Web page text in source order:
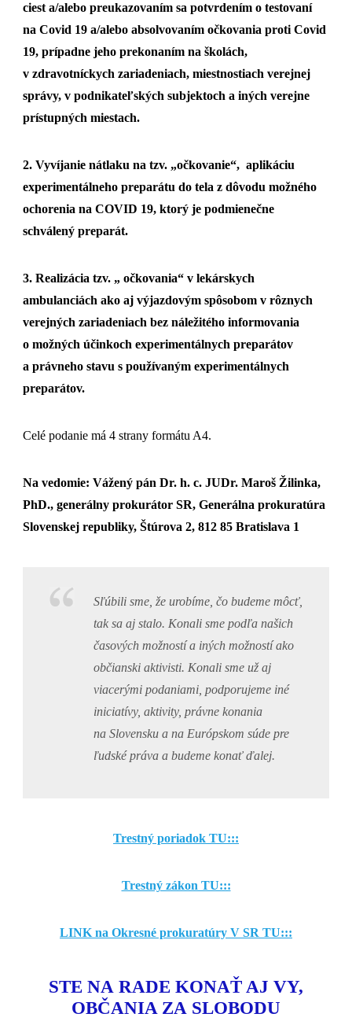
ciest a/alebo preukazovaním sa potvrdením o testovaní
na Covid 19 a/alebo absolvovaním očkovania proti Covid
19, prípadne jeho prekonaním na školách,
v zdravotníckych zariadeniach, miestnostiach verejnej
správy, v podnikateľských subjektoch a iných verejne
prístupných miestach.
2. Vyvíjanie nátlaku na tzv. „očkovanie“, aplikáciu
experimentálneho preparátu do tela z dôvodu možného
ochorenia na COVID 19, ktorý je podmienečne
schválený preparát.
3. Realizácia tzv. „ očkovania“ v lekárskych
ambulanciách ako aj výjazdovým spôsobom v rôznych
verejných zariadeniach bez náležitého informovania
o možných účinkoch experimentálnych preparátov
a právneho stavu s používaným experimentálnych
preparátov.
Celé podanie má 4 strany formátu A4.
Na vedomie: Vážený pán Dr. h. c. JUDr. Maroš Žilinka,
PhD., generálny prokurátor SR, Generálna prokuratúra
Slovenskej republiky, Štúrova 2, 812 85 Bratislava 1
Sľúbili sme, že urobíme, čo budeme môcť,
tak sa aj stalo. Konali sme podľa našich
časových možností a iných možností ako
občianski aktivisti. Konali sme už aj
viacerými podaniami, podporujeme iné
iniciatívy, aktivity, právne konania
na Slovensku a na Európskom súde pre
ľudské práva a budeme konať ďalej.
Trestný poriadok TU:::
Trestný zákon TU:::
LINK na Okresné prokuratúry V SR TU:::
STE NA RADE KONAŤ AJ VY,
OBČANIA ZA SLOBODU